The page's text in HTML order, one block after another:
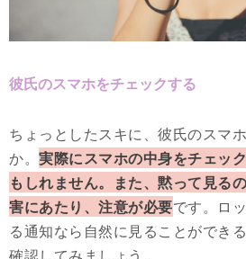
彼氏のスマホをチェックする
ちょっとしたスキに、彼氏のスマ
か。 実際にスマホの中身をチェッ
もしれません。また、黙って見る
害にあたり、注意が必要です。ロ
る通知なら自然に見ることができ